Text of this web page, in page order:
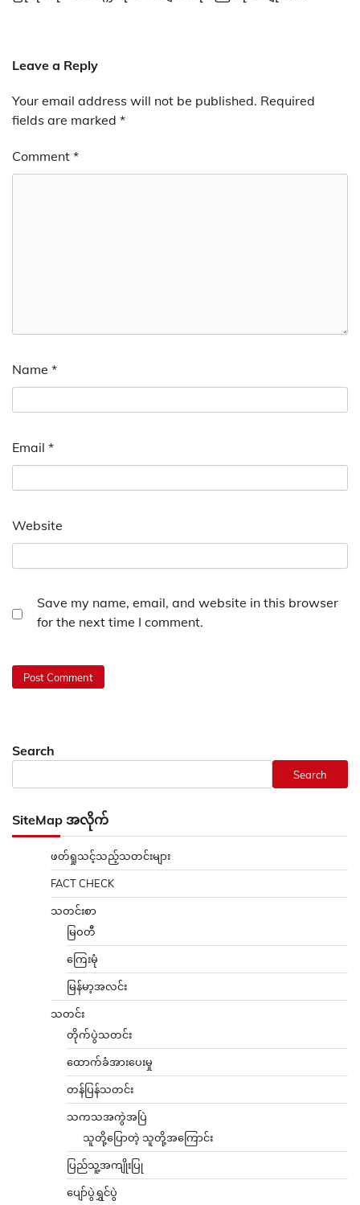
Leave a Reply
Your email address will not be published. Required
fields are marked *
Comment *
Name *
Email *
Website
Save my name, email, and website in this browser
for the next time I comment.
Search
Search
SiteMap အလိုက်
ဖတ်ရှုသင့်သည့်သတင်းများ
FACT CHECK
သတင်းစာ
မြဝတီ
ကြေးမုံ
မြန်မာ့အလင်း
သတင်း
တိုက်ပွဲသတင်း
ထောက်ခံအားပေးမှု
တန်ပြန်သတင်း
သကသအကွဲအပြဲ
သူတို့ပြောတဲ့ သူတို့အကြောင်း
ပြည်သူ့အကျိုးပြု
ပျော်ပွဲရွှင်ပွဲ